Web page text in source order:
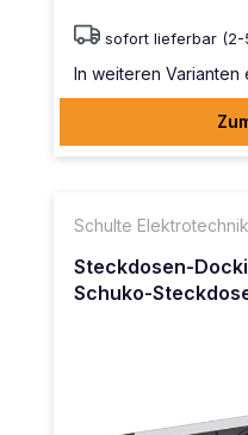
sofort lieferbar (2-
In weiteren Varianten
Schulte Elektrotechnik
Steckdosen-
Schuko-